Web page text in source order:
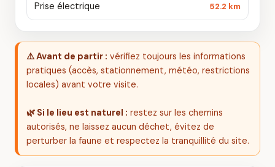
Prise électrique 52.2 km
⚠️ Avant de partir : vérifiez toujours les informations
pratiques (accès, stationnement, météo, restrictions
locales) avant votre visite.
🌿 Si le lieu est naturel : restez sur les chemins
autorisés, ne laissez aucun déchet, évitez de
perturber la faune et respectez la tranquillité du site.